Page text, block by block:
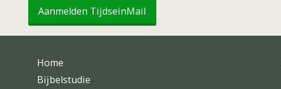
Aanmelden TijdseinMail
Home
Bijbelstudie